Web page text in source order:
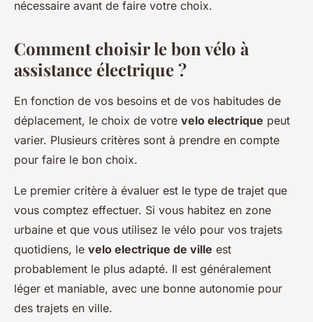
nécessaire avant de faire votre choix.
Comment choisir le bon vélo à
assistance électrique ?
En fonction de vos besoins et de vos habitudes de
déplacement, le choix de votre velo electrique peut
varier. Plusieurs critères sont à prendre en compte
pour faire le bon choix.
Le premier critère à évaluer est le type de trajet que
vous comptez effectuer. Si vous habitez en zone
urbaine et que vous utilisez le vélo pour vos trajets
quotidiens, le velo electrique de ville est
probablement le plus adapté. Il est généralement
léger et maniable, avec une bonne autonomie pour
des trajets en ville.